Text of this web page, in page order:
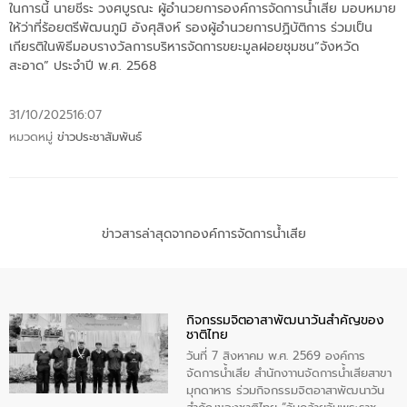
ในการนี้ นายชีระ วงศบูรณะ ผู้อำนวยการองค์การจัดการน้ำเสีย มอบหมาย
ให้ว่าที่ร้อยตรีพัฒนภูมิ อังศุสิงห์ รองผู้อำนวยการปฏิบัติการ ร่วมเป็น
เกียรติในพิธีมอบรางวัลการบริหารจัดการขยะมูลฝอยชุมชน”จังหวัด
สะอาด” ประจำปี พ.ศ. 2568
31/10/202516:07
หมวดหมู่ ข่าวประชาสัมพันธ์
ข่าวสารล่าสุดจากองค์การจัดการน้ำเสีย
กิจกรรมจิตอาสาพัฒนาวันสําคัญของ
ชาติไทย
วันที่ 7 สิงหาคม พ.ศ. 2569 องค์การ
จัดการน้ำเสีย สำนักงาานจัดการน้ำเสียสาขา
มุกดาหาร ร่วมกิจกรรมจิตอาสาพัฒนาวัน